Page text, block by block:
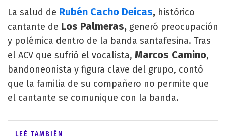
La salud de Rubén Cacho Deicas, histórico
cantante de Los Palmeras, generó preocupación
y polémica dentro de la banda santafesina. Tras
el ACV que sufrió el vocalista, Marcos Camino,
bandoneonista y figura clave del grupo, contó
que la familia de su compañero no permite que
el cantante se comunique con la banda.
LEÉ TAMBIÉN